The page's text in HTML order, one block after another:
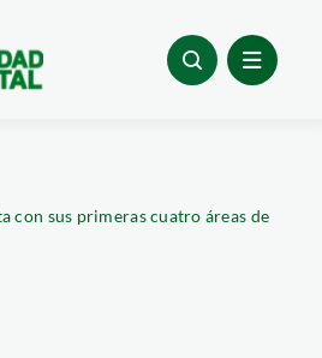
con sus primeras cuatro áreas de